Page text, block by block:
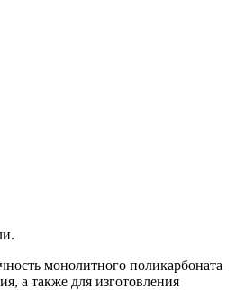
монолитного поликарбоната
а также для изготовления